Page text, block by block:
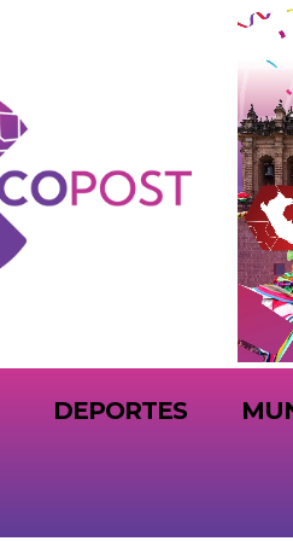
DEPORTES